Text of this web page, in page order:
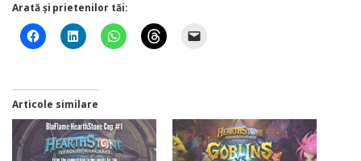
Arată și prietenilor tăi:
Articole similare